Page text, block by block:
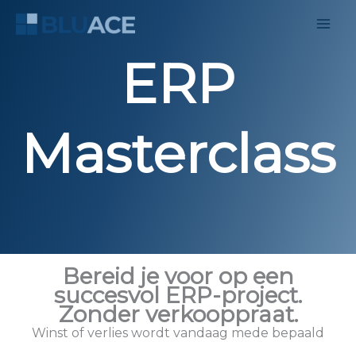
naar
ERP
Masterclass
Bereid je voor op een
succesvol ERP-project.
Zonder verkooppraat.
Winst of verlies wordt vandaag mede bepaald